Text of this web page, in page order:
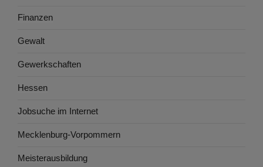
Finanzen
Gewalt
Gewerkschaften
Hessen
Jobsuche im Internet
Mecklenburg-Vorpommern
Meisterausbildung